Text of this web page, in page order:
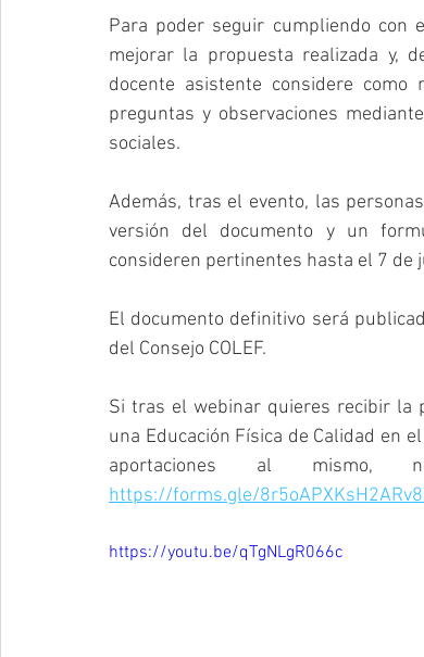
Para poder seguir cumpliendo con
mejorar la propuesta realizada y,
docente asistente considere
preguntas y observaciones
sociales.
Además, tras el evento, las
versión del documento y un
consideren pertinentes hasta el 7 de
El documento definitivo será
del Consejo COLEF.
Si tras el webinar quieres recibir la
una Educación Física de Calidad en
aportaciones al
https://forms.gle/
https://youtu.be/qTgNLgR066c